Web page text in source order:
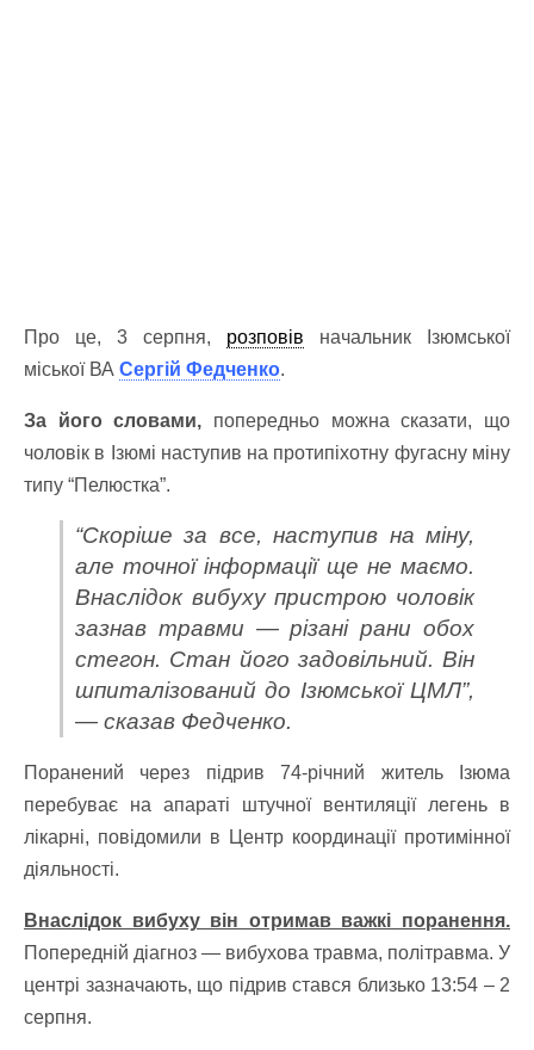
Про це, 3 серпня, розповів начальник Ізюмської
міської ВА Сергій Федченко.
За його словами, попередньо можна сказати, що
чоловік в Ізюмі наступив на протипіхотну фугасну міну
типу “Пелюстка”.
“Скоріше за все, наступив на міну,
але точної інформації ще не маємо.
Внаслідок вибуху пристрою чоловік
зазнав травми — різані рани обох
стегон. Стан його задовільний. Він
шпиталізований до Ізюмської ЦМЛ”,
— сказав Федченко.
Поранений через підрив 74-річний житель Ізюма
перебуває на апараті штучної вентиляції легень в
лікарні, повідомили в Центр координації протимінної
діяльності.
Внаслідок вибуху він отримав важкі поранення.
Попередній діагноз — вибухова травма, політравма. У
центрі зазначають, що підрив стався близько 13:54 – 2
серпня.